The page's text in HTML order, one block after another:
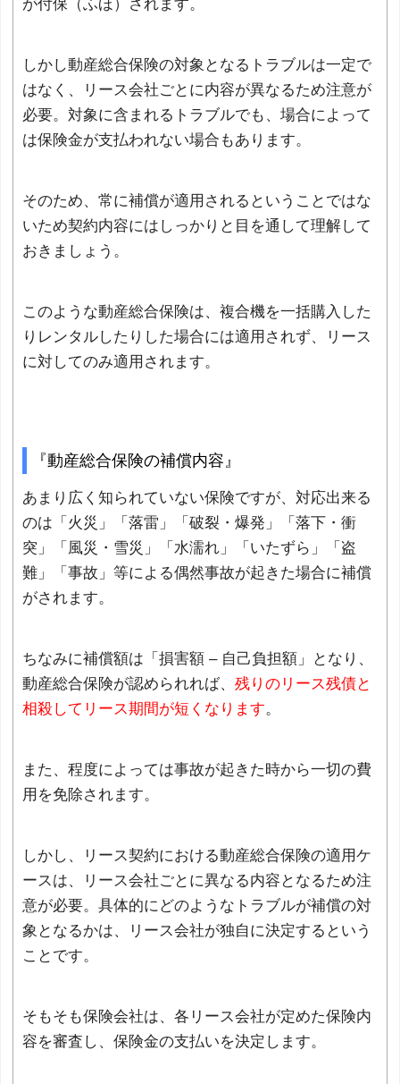
が付保（ふほ）されます。
しかし動産総合保険の対象となるトラブルは一定で
はなく、リース会社ごとに内容が異なるため注意が
必要。対象に含まれるトラブルでも、場合によって
は保険金が支払われない場合もあります。
そのため、常に補償が適用されるということではな
いため契約内容にはしっかりと目を通して理解して
おきましょう。
このような動産総合保険は、複合機を一括購入した
りレンタルしたりした場合には適用されず、リース
に対してのみ適用されます。
『動産総合保険の補償内容』
あまり広く知られていない保険ですが、対応出来る
のは「火災」「落雷」「破裂・爆発」「落下・衝
突」「風災・雪災」「水濡れ」「いたずら」「盗
難」「事故」等による偶然事故が起きた場合に補償
がされます。
ちなみに補償額は「損害額 – 自己負担額」となり、
動産総合保険が認められれば、 残りのリース残債と
相殺してリース期間が短くなります。
また、程度によっては事故が起きた時から一切の費
用を免除されます。
しかし、リース契約における動産総合保険の適用ケ
ースは、リース会社ごとに異なる内容となるため注
意が必要。具体的にどのようなトラブルが補償の対
象となるかは、リース会社が独自に決定するという
ことです。
そもそも保険会社は、各リース会社が定めた保険内
容を審査し、保険金の支払いを決定します。